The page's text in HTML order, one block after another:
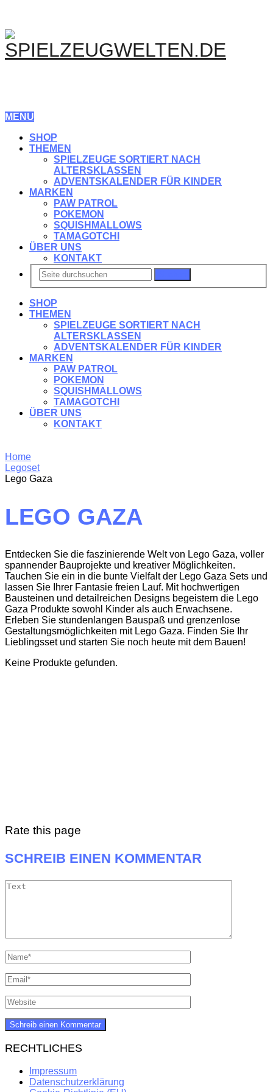
MENU
SHOP
THEMEN
SPIELZEUGE SORTIERT NACH
ALTERSKLASSEN
ADVENTSKALENDER FÜR KINDER
MARKEN
PAW PATROL
POKEMON
SQUISHMALLOWS
TAMAGOTCHI
ÜBER UNS
KONTAKT
SHOP
THEMEN
SPIELZEUGE SORTIERT NACH
ALTERSKLASSEN
ADVENTSKALENDER FÜR KINDER
MARKEN
PAW PATROL
POKEMON
SQUISHMALLOWS
TAMAGOTCHI
ÜBER UNS
KONTAKT
Home
Legoset
Lego Gaza
LEGO GAZA
Entdecken Sie die faszinierende Welt von Lego Gaza, voller
spannender Bauprojekte und kreativer Möglichkeiten.
Tauchen Sie ein in die bunte Vielfalt der Lego Gaza Sets und
lassen Sie Ihrer Fantasie freien Lauf. Mit hochwertigen
Bausteinen und detailreichen Designs begeistern die Lego
Gaza Produkte sowohl Kinder als auch Erwachsene.
Erleben Sie stundenlangen Bauspaß und grenzenlose
Gestaltungsmöglichkeiten mit Lego Gaza. Finden Sie Ihr
Lieblingsset und starten Sie noch heute mit dem Bauen!
Keine Produkte gefunden.
Rate this page
SCHREIB EINEN KOMMENTAR
RECHTLICHES
Impressum
Datenschutzerklärung